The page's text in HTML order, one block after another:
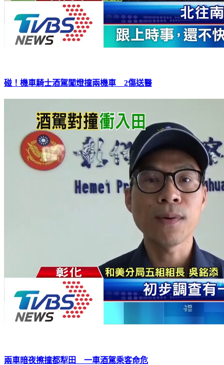
碰！機車騎士酒駕闖燈撞兩機車 2傷送醫
兩車暗夜擦撞都犁田 一車酒駕乘客命危